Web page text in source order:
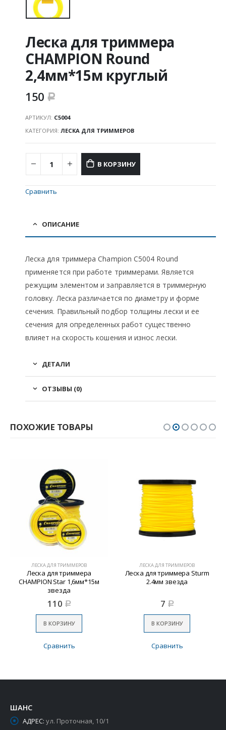
Леска для триммера
CHAMPION Round
2,4мм*15м круглый
150 Р
АРТИКУЛ: C5004
КАТЕГОРИЯ: ЛЕСКА ДЛЯ ТРИММЕРОВ
В КОРЗИНУ
Сравнить
ОПИСАНИЕ
Леска для триммера Champion C5004 Round
применяется при работе триммерами. Является
режущим элементом и заправляется в триммерную
головку. Леска различается по диаметру и форме
сечения. Правильный подбор толщины лески и ее
сечения для определенных работ существенно
влияет на скорость кошения и износ лески.
ДЕТАЛИ
ОТЗЫВЫ (0)
ПОХОЖИЕ ТОВАРЫ
ЛЕСКА ДЛЯ ТРИММЕРОВ
Леска для триммера
CHAMPION Star 1,6мм*15м
звезда
110 Р
В КОРЗИНУ
Сравнить
ЛЕСКА ДЛЯ ТРИММЕРОВ
Леска для триммера Sturm
2.4мм звезда
7 Р
В КОРЗИНУ
Сравнить
ШАНС
АДРЕС: ул. Проточная, 10/1